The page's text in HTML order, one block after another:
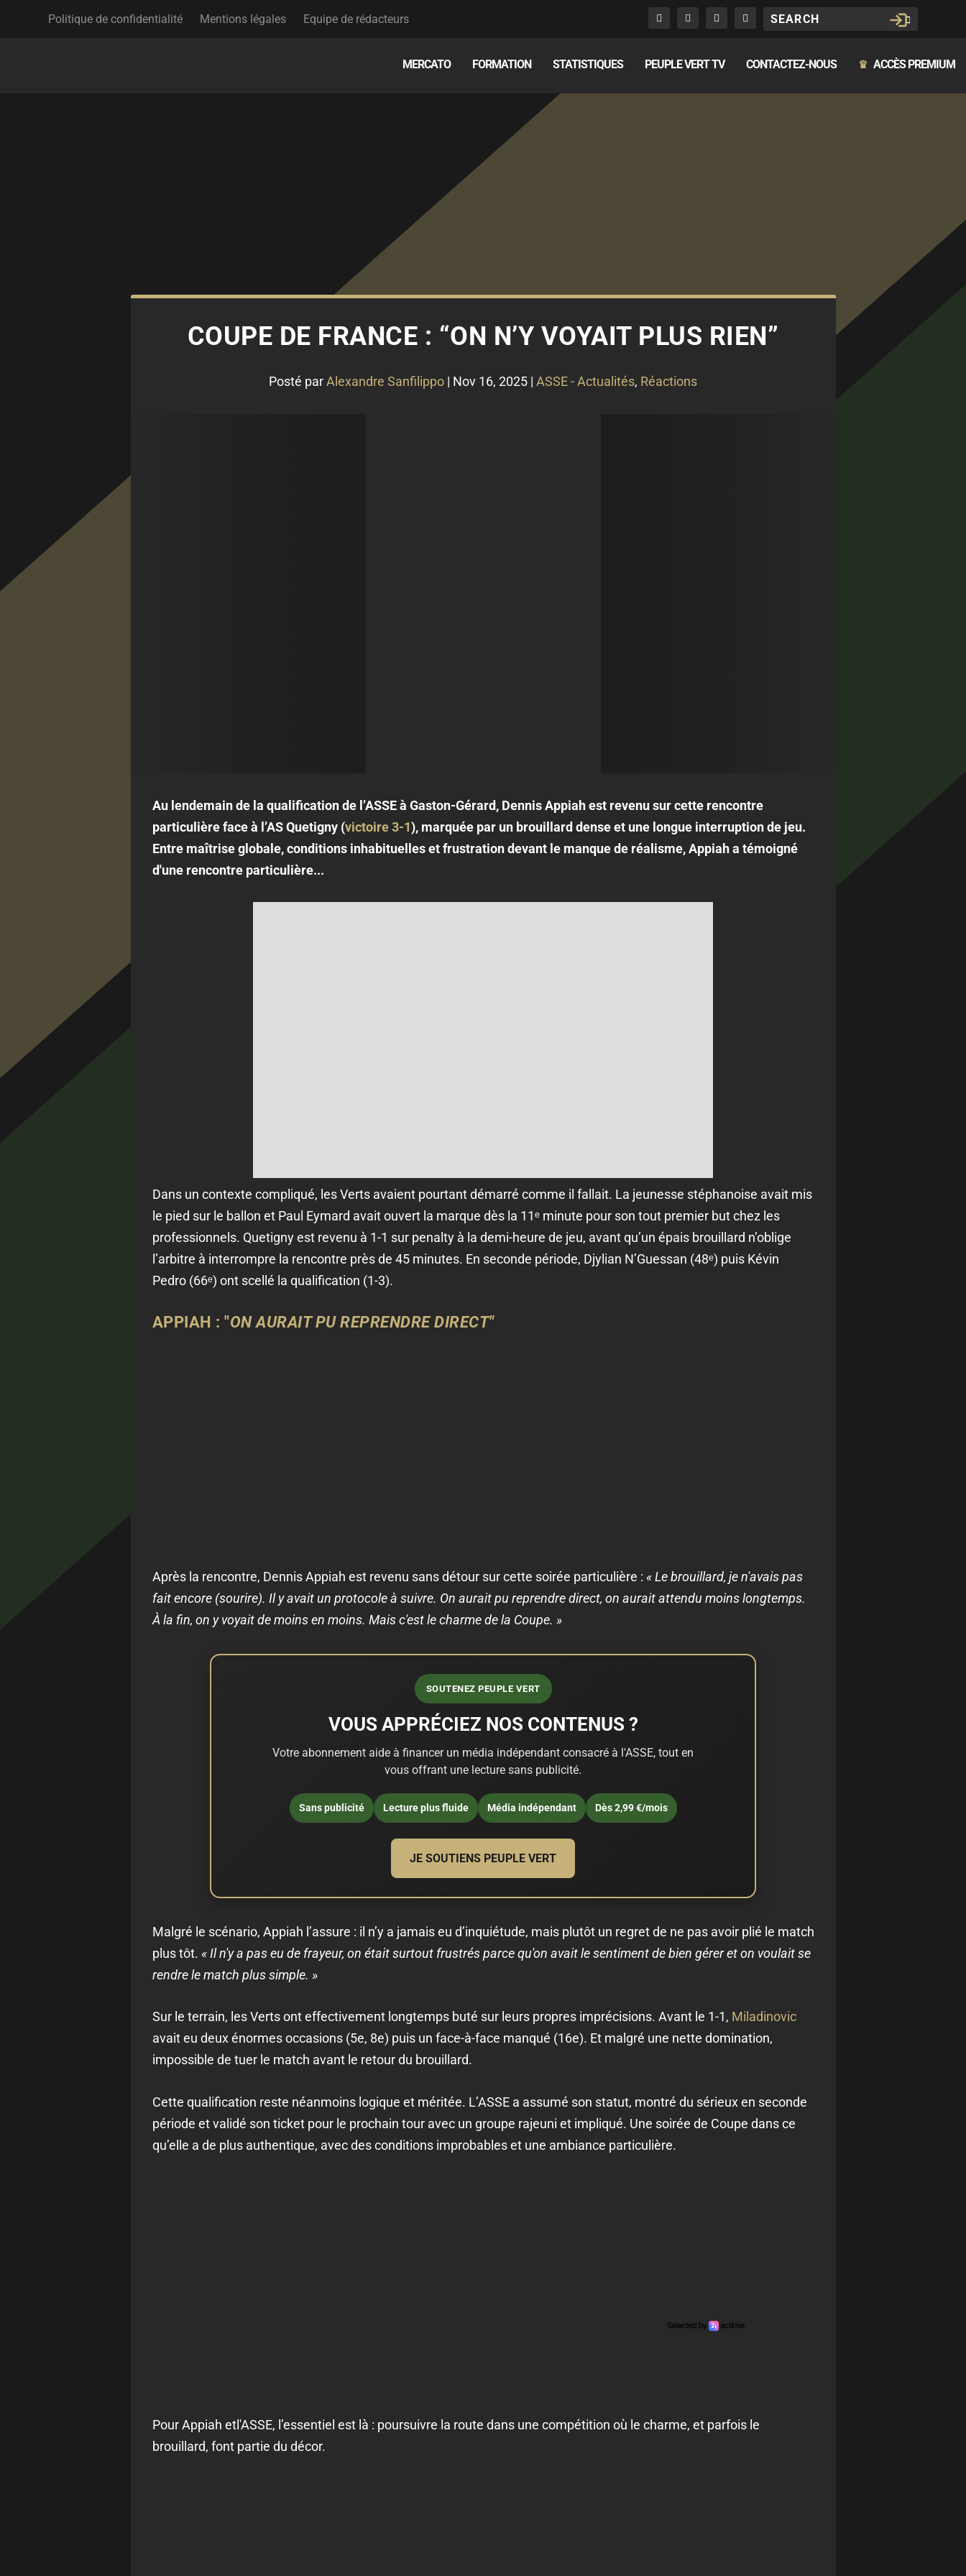
Politique de confidentialité Mentions légales Equipe de rédacteurs
MERCATO FORMATION STATISTIQUES PEUPLE VERT TV CONTACTEZ-NOUS ♛ ACCÈS PREMIUM
COUPE DE FRANCE : “ON N’Y VOYAIT PLUS RIEN”
Posté parAlexandre Sanfilippo | Nov 16, 2025 | ASSE - Actualités, Réactions
Au lendemain de la qualification de l’ASSE à Gaston-Gérard, Dennis Appiah est revenu sur cette rencontre
particulière face à l’AS Quetigny (victoire 3-1), marquée par un brouillard dense et une longue interruption de jeu.
Entre maîtrise globale, conditions inhabituelles et frustration devant le manque de réalisme, Appiah a témoigné
d'une rencontre particulière...
Dans un contexte compliqué, les Verts avaient pourtant démarré comme il fallait. La jeunesse stéphanoise avait mis
le pied sur le ballon et Paul Eymard avait ouvert la marque dès la 11ᵉ minute pour son tout premier but chez les
professionnels. Quetigny est revenu à 1-1 sur penalty à la demi-heure de jeu, avant qu’un épais brouillard n’oblige
l’arbitre à interrompre la rencontre près de 45 minutes. En seconde période, Djylian N’Guessan (48ᵉ) puis Kévin
Pedro (66ᵉ) ont scellé la qualification (1-3).
APPIAH : "ON AURAIT PU REPRENDRE DIRECT"
Après la rencontre, Dennis Appiah est revenu sans détour sur cette soirée particulière : « Le brouillard, je n'avais pas
fait encore (sourire). Il y avait un protocole à suivre. On aurait pu reprendre direct, on aurait attendu moins longtemps.
À la fin, on y voyait de moins en moins. Mais c'est le charme de la Coupe. »
SOUTENEZ PEUPLE VERT
VOUS APPRÉCIEZ NOS CONTENUS ?
Votre abonnement aide à financer un média indépendant consacré à l'ASSE, tout en
vous offrant une lecture sans publicité.
Sans publicité Lecture plus fluide Média indépendant Dès 2,99 €/mois
JE SOUTIENS PEUPLE VERT
Malgré le scénario, Appiah l’assure : il n’y a jamais eu d’inquiétude, mais plutôt un regret de ne pas avoir plié le match
plus tôt. « Il n'y a pas eu de frayeur, on était surtout frustrés parce qu'on avait le sentiment de bien gérer et on voulait se
rendre le match plus simple. »
Sur le terrain, les Verts ont effectivement longtemps buté sur leurs propres imprécisions. Avant le 1-1, Miladinovic
avait eu deux énormes occasions (5e, 8e) puis un face-à-face manqué (16e). Et malgré une nette domination,
impossible de tuer le match avant le retour du brouillard.
Cette qualification reste néanmoins logique et méritée. L’ASSE a assumé son statut, montré du sérieux en seconde
période et validé son ticket pour le prochain tour avec un groupe rajeuni et impliqué. Une soirée de Coupe dans ce
qu’elle a de plus authentique, avec des conditions improbables et une ambiance particulière.
Pour Appiah etl'ASSE, l’essentiel est là : poursuivre la route dans une compétition où le charme, et parfois le
brouillard, font partie du décor.